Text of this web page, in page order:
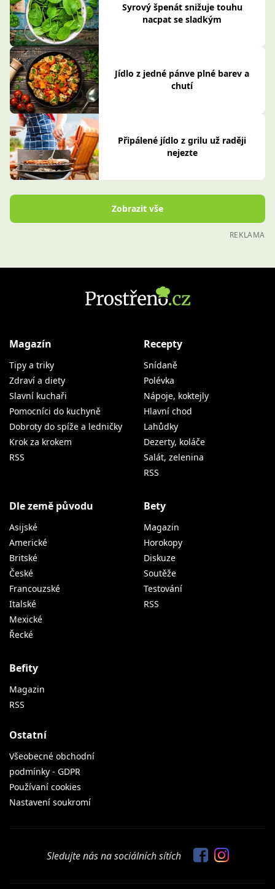
Syrový špenát snižuje touhu
nacpat se sladkým
Jídlo z jedné pánve plné barev a
chutí
Připálené jídlo z grilu už raději
nejezte
Zobrazit vše
REKLAMA
Magazín
Tipy a triky
Zdraví a diety
Slavní kuchaři
Pomocníci do kuchyně
Dobroty do spíže a ledničky
Krok za krokem
RSS
Recepty
Snídaně
Polévka
Nápoje, koktejly
Hlavní chod
Lahůdky
Dezerty, koláče
Salát, zelenina
RSS
Dle země původu
Asijské
Americké
Britské
České
Francouzské
Italské
Mexické
Řecké
Bety
Magazin
Horokopy
Diskuze
Soutěže
Testování
RSS
Befity
Magazin
RSS
Ostatní
Všeobecné obchodní
podmínky - GDPR
Používaní cookies
Nastavení soukromí
Sledujte nás na sociálních sítích